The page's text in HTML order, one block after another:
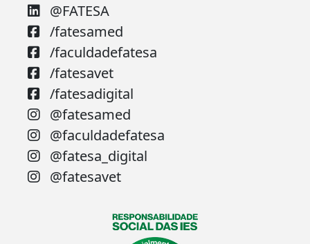
@FATESA
/fatesamed
/faculdadefatesa
/fatesavet
/fatesadigital
@fatesamed
@faculdadefatesa
@fatesa_digital
@fatesavet